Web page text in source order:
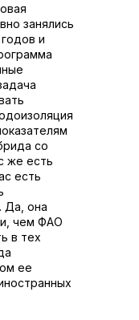
занялись
и
со
же есть
есть
Да, она
чем ФАО
в тех
ее